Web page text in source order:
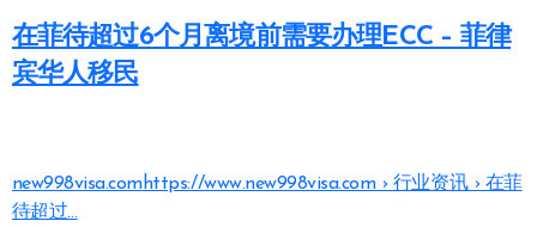
在菲待超过6个月离境前需要办理ECC – 菲律
宾华人移民
new998visa.comhttps://www.new998visa.com › 行业资讯 › 在菲
待超过…